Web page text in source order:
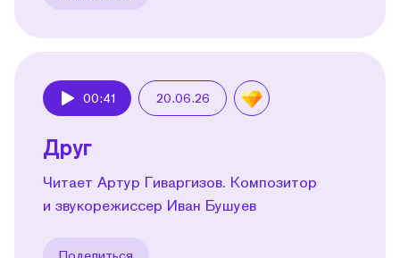
00:41 20.06.26
Друг
Читает Артур Гиваргизов. Композитор
и звукорежиссер Иван Бушуев
Поделиться